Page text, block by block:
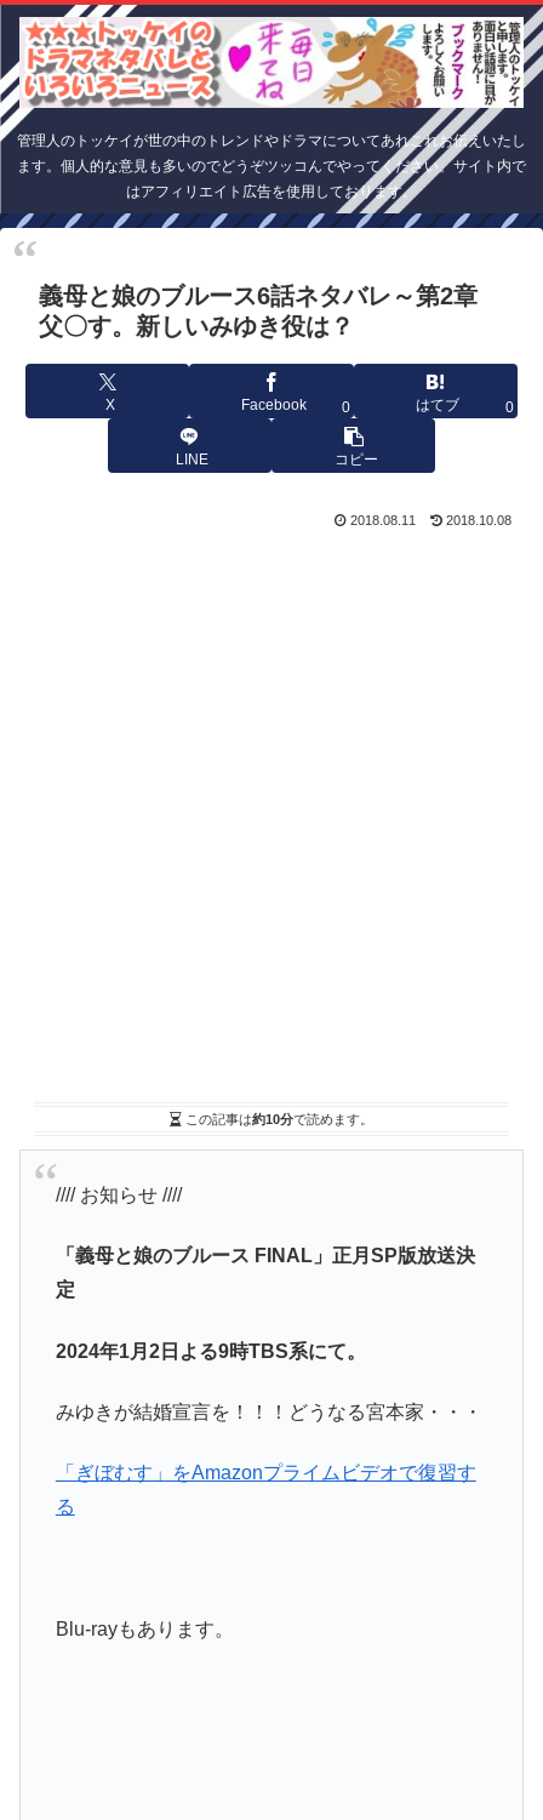
管理人のトッケイが世の中のトレンドやドラマについてあれこれお伝えいたし
ます。個人的な意見も多いのでどうぞツッコんでやってください。サイト内で
はアフィリエイト広告を使用しております。
義母と娘のブルース6話ネタバレ～第2章
父〇す。新しいみゆき役は？
X Facebook 0 はてブ 0
LINE コピー
2018.08.11 2018.10.08
この記事は約10分で読めます。
//// お知らせ ////
「義母と娘のブルース FINAL」正月SP版放送決
定
2024年1月2日よる9時TBS系にて。
みゆきが結婚宣言を！！！どうなる宮本家・・・
「ぎぼむす」をAmazonプライムビデオで復習す
る
Blu‐rayもあります。